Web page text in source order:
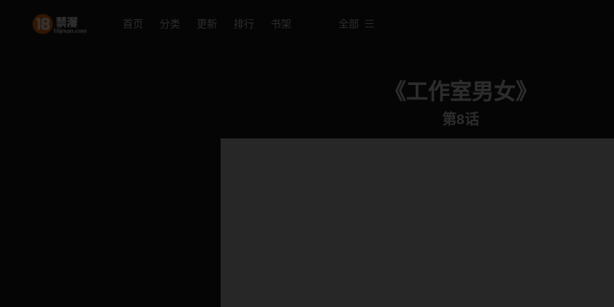
首页 分类 更新 排行 书架 全部
《工作室男女》
第8话